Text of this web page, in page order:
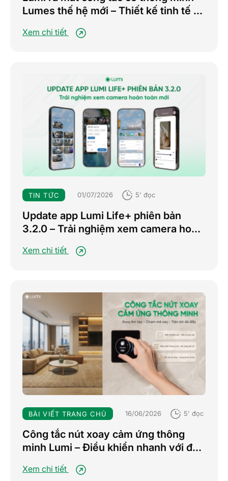
Lumes thế hệ mới – Thiết kế tinh tế –
Xem chi tiết
TIN TỨC 01/07/2026 5' đọc
Update app Lumi Life+ phiên bản
3.2.0 – Trải nghiệm xem camera hoàn
Xem chi tiết
BÀI VIẾT TRANG CHỦ 16/06/2026 5' đọc
Công tắc nút xoay cảm ứng thông
minh Lumi – Điều khiển nhanh với đa
tiện nghi
Xem chi tiết